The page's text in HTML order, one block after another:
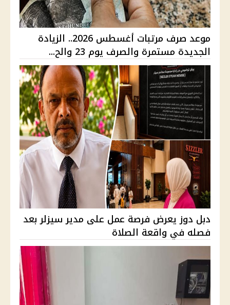
موعد صرف مرتبات أغسطس 2026.. الزيادة
الجديدة مستمرة والصرف يوم 23 والح...
دبل دوز يعرض فرصة عمل على مدير سيزلر بعد
فصله في واقعة الصلاة